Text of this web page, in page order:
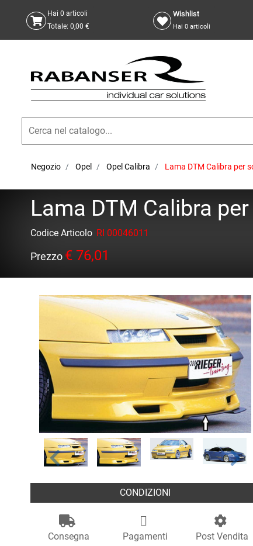
Hai 0 articoli
Totale: 0,00 €
Wishlist
Hai 0 articoli
Negozio Opel Opel Calibra Lama DTM Calibra per
Lama DTM Calibra
Codice Articolo RI 00046011
Prezzo € 76,01
CONDIZIONI
Consegna Pagamenti Post Vendita